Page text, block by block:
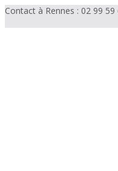
Contact à Rennes : 02 99 59